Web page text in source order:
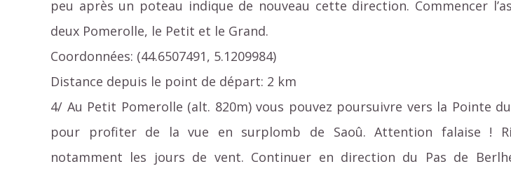
peu après un poteau indique de nouveau cette direction. Commencer
deux Pomerolle, le Petit et le Grand.
Coordonnées: (44.6507491, 5.1209984)
Distance depuis le point de départ: 2 km
4/ Au Petit Pomerolle (alt. 820m) vous pouvez poursuivre vers la Pointe
pour profiter de la vue en surplomb de Saoû. Attention falaise !
notamment les jours de vent. Continuer en direction du Pas de